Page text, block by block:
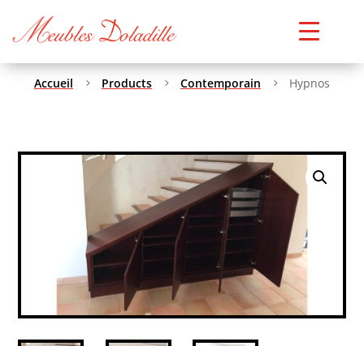
Accueil 5 Products 5 Contemporain 5 Hypnos